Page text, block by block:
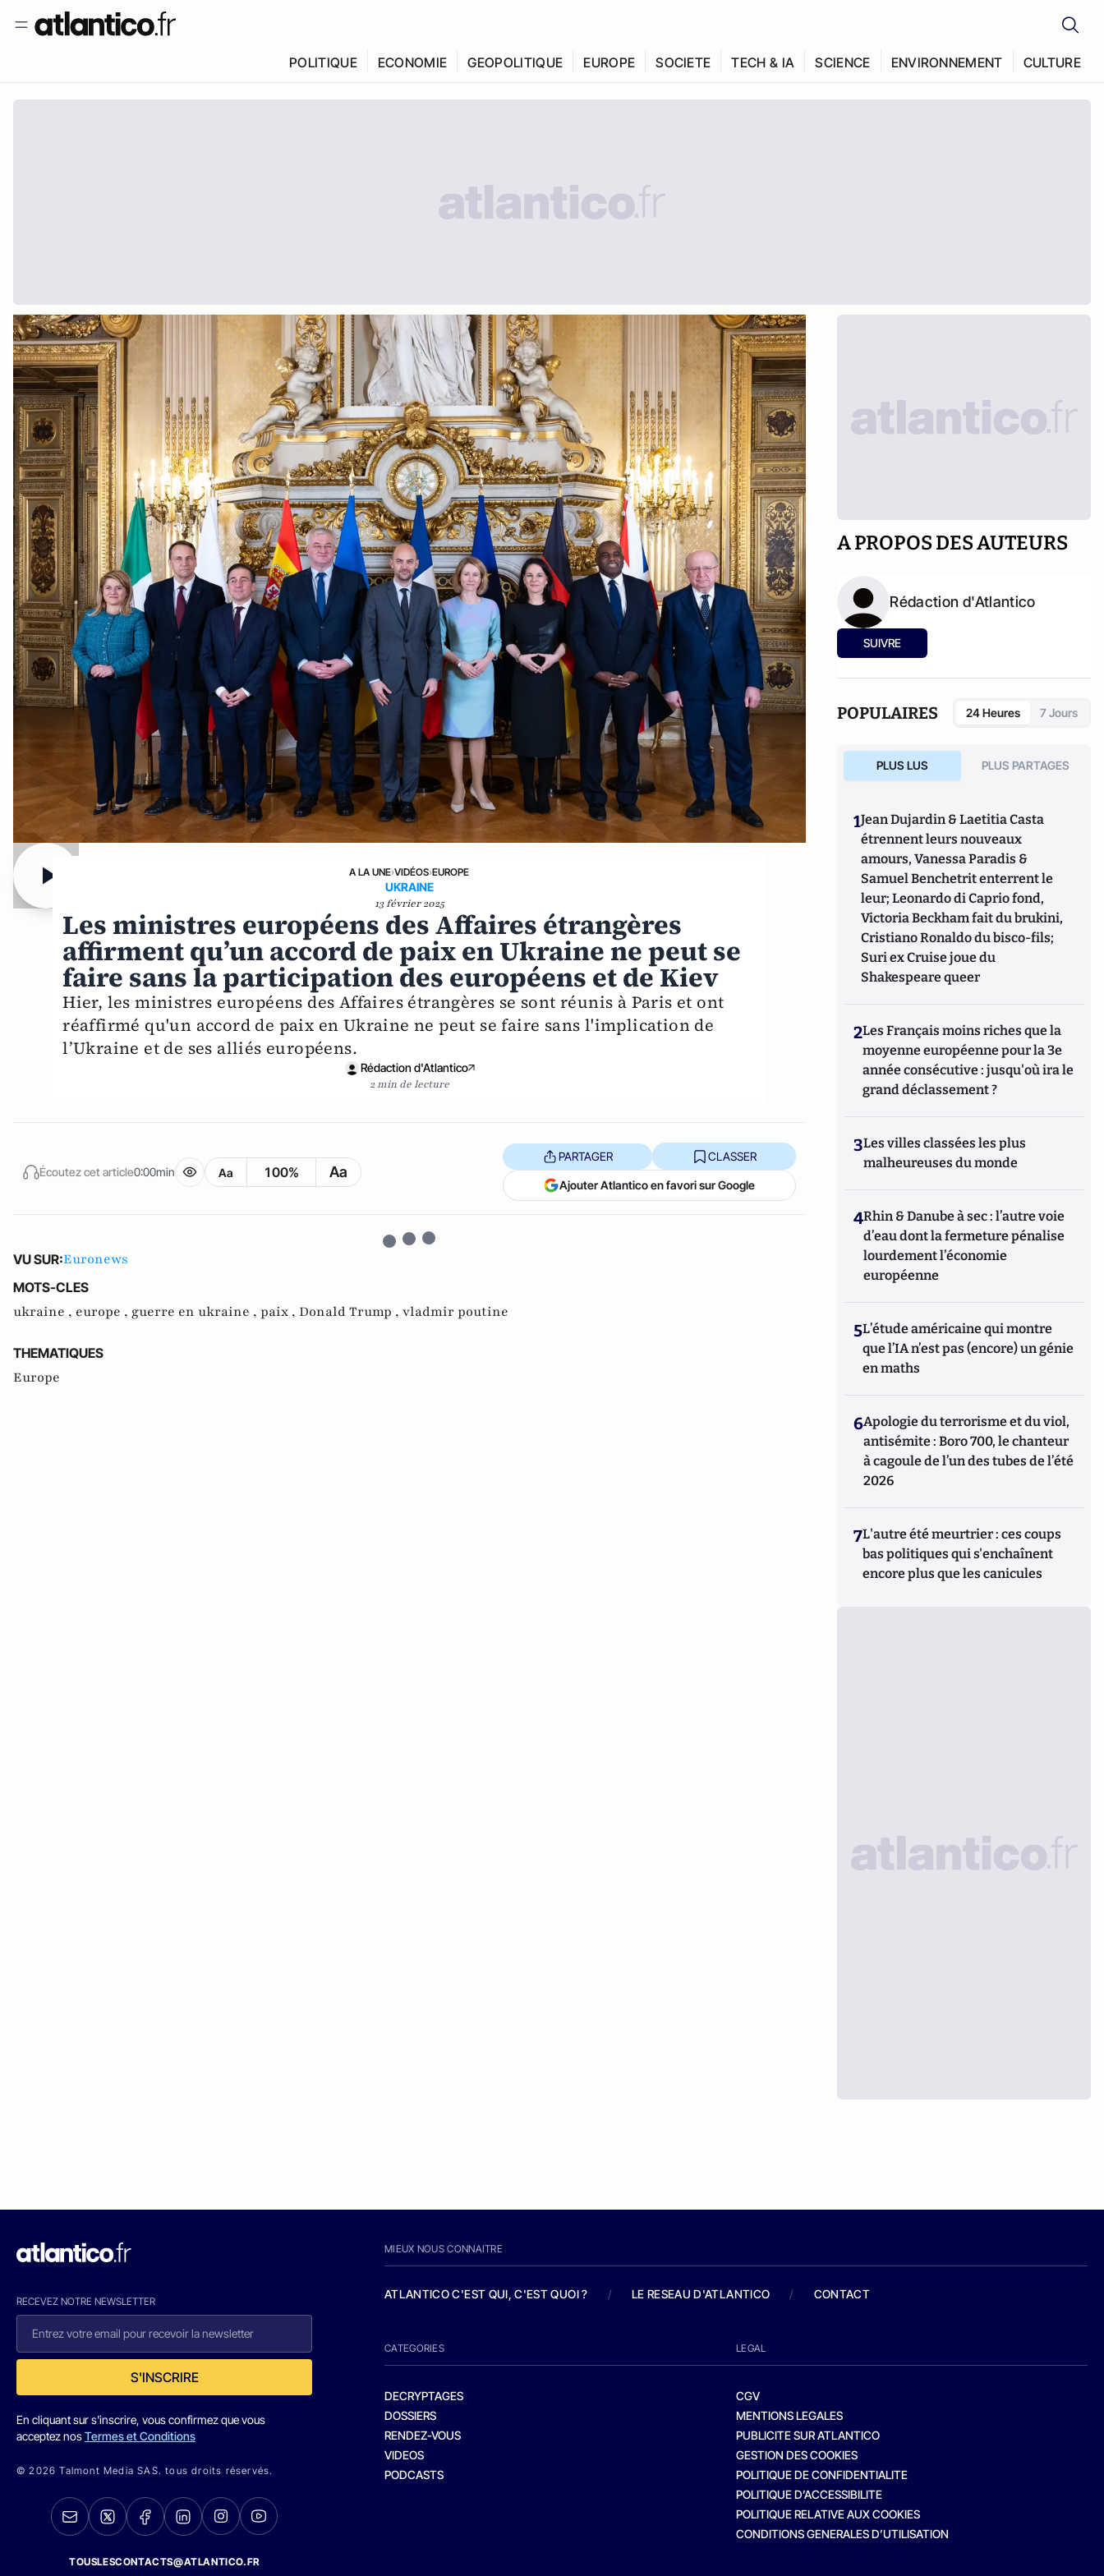
POLITIQUE ECONOMIE GEOPOLITIQUE EUROPE SOCIETE TECH & IA SCIENCE ENVIRONNEMENT CULTURE
A LA UNE›VIDÉOS›EUROPE
UKRAINE
13 février 2025
Les ministres européens des Affaires étrangères
affirment qu’un accord de paix en Ukraine ne peut se
faire sans la participation des européens et de Kiev
Hier, les ministres européens des Affaires étrangères se sont réunis à Paris et ont
réaffirmé qu'un accord de paix en Ukraine ne peut se faire sans l'implication de
l’Ukraine et de ses alliés européens.
Rédaction d'Atlantico
2 min de lecture
Écoutez cet article0:00min Aa 100% Aa
PARTAGER CLASSER
Ajouter Atlantico en favori sur Google
VU SUR:Euronews
MOTS-CLES
ukraine , europe , guerre en ukraine , paix , Donald Trump , vladmir poutine
THEMATIQUES
Europe
A PROPOS DES AUTEURS
Rédaction d'Atlantico
SUIVRE
POPULAIRES 24 Heures 7 Jours
PLUS LUS PLUS PARTAGES
1Jean Dujardin & Laetitia Casta
étrennent leurs nouveaux
amours, Vanessa Paradis &
Samuel Benchetrit enterrent le
leur; Leonardo di Caprio fond,
Victoria Beckham fait du brukini,
Cristiano Ronaldo du bisco-fils;
Suri ex Cruise joue du
Shakespeare queer
2Les Français moins riches que la
moyenne européenne pour la 3e
année consécutive : jusqu'où ira le
grand déclassement ?
3Les villes classées les plus
malheureuses du monde
4Rhin & Danube à sec : l’autre voie
d’eau dont la fermeture pénalise
lourdement l’économie
européenne
5L’étude américaine qui montre
que l’IA n’est pas (encore) un génie
en maths
6Apologie du terrorisme et du viol,
antisémite : Boro 700, le chanteur
à cagoule de l’un des tubes de l’été
2026
7L'autre été meurtrier : ces coups
bas politiques qui s'enchaînent
encore plus que les canicules
RECEVEZ NOTRE NEWSLETTER
S'INSCRIRE
En cliquant sur s'inscrire, vous confirmez que vous
acceptez nosTermes et Conditions
© 2026 Talmont Media SAS. tous droits réservés.
TOUSLESCONTACTS@ATLANTICO.FR
MIEUX NOUS CONNAITRE
ATLANTICO C'EST QUI, C'EST QUOI ? / LE RESEAU D'ATLANTICO / CONTACT
CATEGORIES
DECRYPTAGES
DOSSIERS
RENDEZ-VOUS
VIDEOS
PODCASTS
LEGAL
CGV
MENTIONS LEGALES
PUBLICITE SUR ATLANTICO
GESTION DES COOKIES
POLITIQUE DE CONFIDENTIALITE
POLITIQUE D’ACCESSIBILITE
POLITIQUE RELATIVE AUX COOKIES
CONDITIONS GENERALES D’UTILISATION